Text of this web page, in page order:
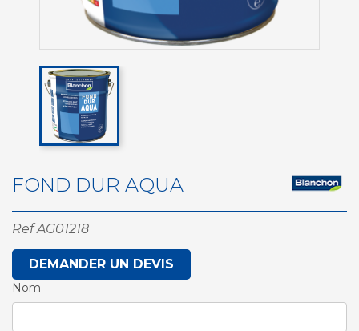
FOND DUR AQUA
Ref AG01218
DEMANDER UN DEVIS
Nom